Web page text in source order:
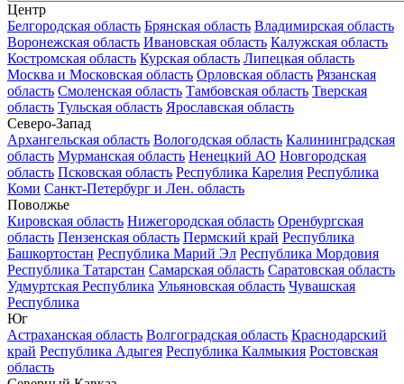
Центр
Белгородская область Брянская область Владимирская область
Воронежская область Ивановская область Калужская область
Костромская область Курская область Липецкая область
Москва и Московская область Орловская область Рязанская
область Смоленская область Тамбовская область Тверская
область Тульская область Ярославская область
Северо-Запад
Архангельская область Вологодская область Калининградская
область Мурманская область Ненецкий АО Новгородская
область Псковская область Республика Карелия Республика
Коми Санкт-Петербург и Лен. область
Поволжье
Кировская область Нижегородская область Оренбургская
область Пензенская область Пермский край Республика
Башкортостан Республика Марий Эл Республика Мордовия
Республика Татарстан Самарская область Саратовская область
Удмуртская Республика Ульяновская область Чувашская
Республика
Юг
Астраханская область Волгоградская область Краснодарский
край Республика Адыгея Республика Калмыкия Ростовская
область